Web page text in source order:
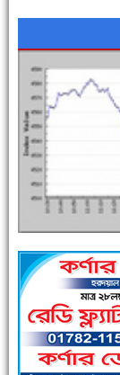
এক সপ্তাহে শনাক্ত
পুলিশ সদস্যদের জন্যে